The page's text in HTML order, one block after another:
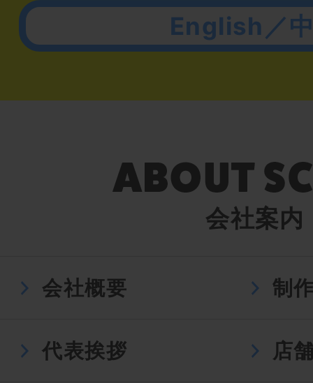
English／
会社案内
会社概要 制
代表挨拶 店